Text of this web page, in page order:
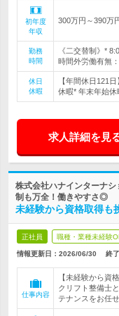
初年度
年収
300万円～390万
勤務
時間
《二交替制》*
時間外労働有無
休日
休暇
【年間休日121
休暇* 年末年始休
求人詳細を見
株式会社ハナインターナ
制も万全！働きやすさ◎
未経験から資格取得も
正社員 職種・業種未経験
情報更新日：2026/06/30 終
仕事内容
【未経験から資
クリフト整備士
テナンスをお任せ